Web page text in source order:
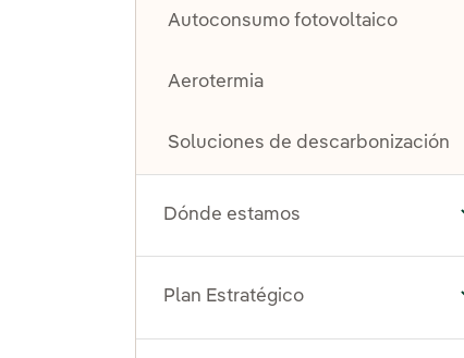
Autoconsumo fotovoltaico
Aerotermia
Soluciones de descarbonización
Dónde estamos
Plan Estratégico